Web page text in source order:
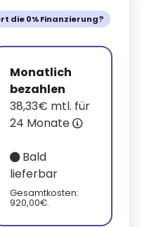
die 0% Finanzierung?
Monatlich
bezahlen
38,33€ mtl. für
24 Monate
Bald
lieferbar
Gesamtkosten:
920,00€.